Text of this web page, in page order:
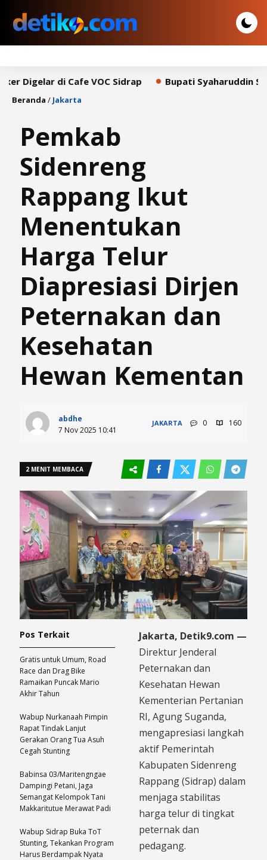
di Cafe VOC Sidrap Bupati Syaharuddin Sampaikan
Beranda / Jakarta
Pemkab
Sidenreng
Rappang Ikut
Menentukan
Harga Telur
Diapresiasi Dirjen
Peternakan dan
Kesehatan
Hewan Kementan
abdhe
7 Nov 2025 10:41
JAKARTA 0 160
2 MENIT MEMBACA
Jakarta, Detik9.com —
Direktur Jenderal
Peternakan dan
Kesehatan Hewan
Kementerian Pertanian
RI, Agung Suganda,
mengapresiasi langkah
aktif Pemerintah
Kabupaten Sidenreng
Rappang (Sidrap) dalam
menjaga stabilitas
harga telur di tingkat
peternak dan
pedagang.
Pos Terkait
Gratis untuk Umum, Road
Race dan Drag Bike
Ramaikan Puncak Mario
Akhir Tahun
Wabup Nurkanaah Pimpin
Rapat Tindak Lanjut
Gerakan Orang Tua Asuh
Cegah Stunting
Babinsa 03/Maritengngae
Dampingi Petani, Jaga
Semangat Kelompok Tani
Makkaritutue Merawat Padi
Wabup Sidrap Buka ToT
Stunting, Tekankan Program
Harus Berdampak Nyata